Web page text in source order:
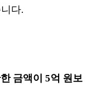
다.
금액이 5억 원보